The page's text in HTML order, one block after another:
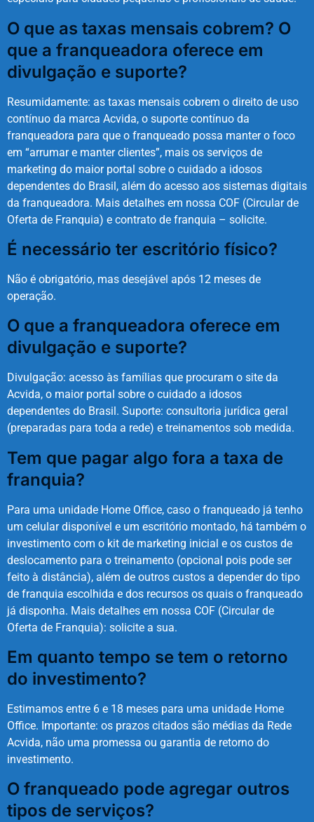
O que as taxas mensais cobrem? O
que a franqueadora oferece em
divulgação e suporte?
Resumidamente: as taxas mensais cobrem o direito de uso
contínuo da marca Acvida, o suporte contínuo da
franqueadora para que o franqueado possa manter o foco
em “arrumar e manter clientes”, mais os serviços de
marketing do maior portal sobre o cuidado a idosos
dependentes do Brasil, além do acesso aos sistemas digitais
da franqueadora. Mais detalhes em nossa COF (Circular de
Oferta de Franquia) e contrato de franquia – solicite.
É necessário ter escritório físico?
Não é obrigatório, mas desejável após 12 meses de
operação.
O que a franqueadora oferece em
divulgação e suporte?
Divulgação: acesso às famílias que procuram o site da
Acvida, o maior portal sobre o cuidado a idosos
dependentes do Brasil. Suporte: consultoria jurídica geral
(preparadas para toda a rede) e treinamentos sob medida.
Tem que pagar algo fora a taxa de
franquia?
Para uma unidade Home Office, caso o franqueado já tenho
um celular disponível e um escritório montado, há também o
investimento com o kit de marketing inicial e os custos de
deslocamento para o treinamento (opcional pois pode ser
feito à distância), além de outros custos a depender do tipo
de franquia escolhida e dos recursos os quais o franqueado
já disponha. Mais detalhes em nossa COF (Circular de
Oferta de Franquia): solicite a sua.
Em quanto tempo se tem o retorno
do investimento?
Estimamos entre 6 e 18 meses para uma unidade Home
Office. Importante: os prazos citados são médias da Rede
Acvida, não uma promessa ou garantia de retorno do
investimento.
O franqueado pode agregar outros
tipos de serviços?